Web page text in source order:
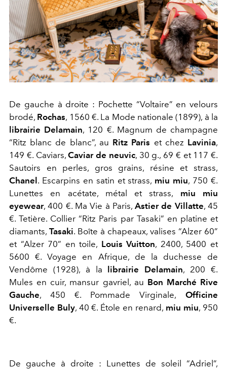
De gauche à droite : Pochette “Voltaire” en velours
brodé, Rochas, 1560 €. La Mode nationale (1899), à la
librairie Delamain, 120 €. Magnum de champagne
“Ritz blanc de blanc”, au Ritz Paris et chez Lavinia,
149 €. Caviars,Caviar de neuvic, 30 g., 69 € et 117 €.
Sautoirs en perles, gros grains, résine et strass,
Chanel. Escarpins en satin et strass, miu miu, 750 €.
Lunettes en acétate, métal et strass, miu miu
eyewear, 400 €. Ma Vie à Paris,Astier de Villatte, 45
€. Tetière. Collier “Ritz Paris par Tasaki” en platine et
diamants, Tasaki. Boîte à chapeaux, valises “Alzer 60”
et “Alzer 70” en toile, Louis Vuitton, 2400, 5400 et
5600 €. Voyage en Afrique, de la duchesse de
Vendôme (1928), à la librairie Delamain, 200 €.
Mules en cuir, mansur gavriel, au Bon Marché Rive
Gauche, 450 €. Pommade Virginale, Officine
Universelle Buly, 40 €. Étole en renard, miu miu, 950
€.
De gauche à droite : Lunettes de soleil “Adriel”,